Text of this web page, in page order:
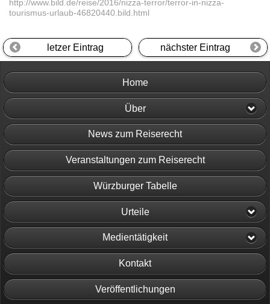
http://www.bild.de/reise/2016/nizza-terror/terror-in-nizza-
tourismus-urlaub-46820440.bild.html
letzer Eintrag nächster Eintrag
Home
Über
News zum Reiserecht
Veranstaltungen zum Reiserecht
Würzburger Tabelle
Urteile
Medientätigkeit
Kontakt
Veröffentlichungen